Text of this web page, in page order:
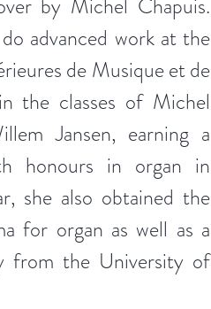
by Michel Chapuis.
advanced work at the
de Musique et de
the classes of Michel
Jansen, earning a
honours in organ in
she also obtained the
for organ as well as a
from the University of